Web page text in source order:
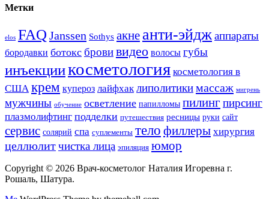
Метки
elos FAQ Janssen Sothys акне анти-эйджаппараты
бородавки ботокс бровивидео волосы губы
инъекциикосметология косметология в
США крем купероз лайфхак липолитикимассаж мигрень
мужчины обучение осветление папилломы пилинг пирсинг
плазмолифтинг подделки путешествия ресницы руки сайт
сервис солярий спа суплементы тело филлеры хирургия
целлюлитчистка лица эпиляция юмор
Copyright © 2026 Врач-косметолог Наталия Игоревна г.
Рошаль, Шатура.